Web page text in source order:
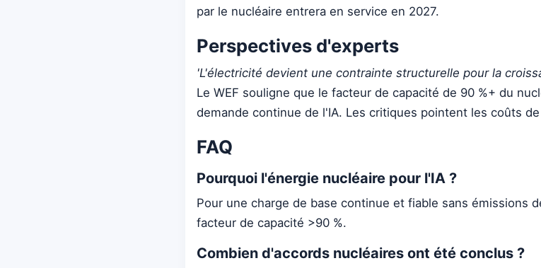
par le nucléaire entrera en service en 2027.
Perspectives d'experts
'L'électricité devient une contrainte structurelle pour la
Le WEF souligne que le facteur de capacité de 90 %+ du
demande continue de l'IA. Les critiques pointent les coûts
FAQ
Pourquoi l'énergie nucléaire pour l'IA ?
Pour une charge de base continue et fiable sans émissions
facteur de capacité >90 %.
Combien d'accords nucléaires ont été conclus ?